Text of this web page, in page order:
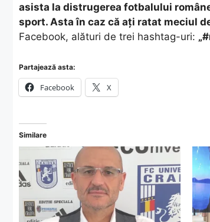
asista la distrugerea fotbalului
sport. Asta în caz că ați ratat meciul
Facebook, alături de trei hashtag-uri:
Partajează asta:
Facebook X
Similare